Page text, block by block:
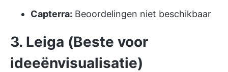
Capterra: Beoordelingen niet beschikbaar
3. Leiga (Beste voor
ideeënvisualisatie)